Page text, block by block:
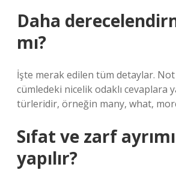
Daha
mı?
İşte merak edilen tüm detaylar.
cümledeki nicelik odaklı cevaplara
türleridir, örneğin many, what,
Sıfat ve zarf
yapılır?